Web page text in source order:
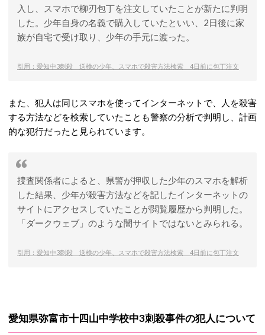
入し、スマホで柳刃包丁を注文していたことが新たに判明
した。少年自身の名義で購入していたといい、2日後に家
族が自宅で受け取り、少年の手元に渡った。
引用：愛知中3刺殺 送検の少年、スマホで殺害方法検索 4日前に包丁注文
また、犯人は同じスマホを使ってインターネットで、人を殺害
する方法などを検索していたことも警察の分析で判明し、計画
的な犯行だったと見られています。
捜査関係者によると、県警が押収した少年のスマホを解析
した結果、少年が殺害方法などを記したインターネットの
サイトにアクセスしていたことが閲覧履歴から判明した。
「ダークウェブ」のような闇サイトではないとみられる。
引用：愛知中3刺殺 送検の少年、スマホで殺害方法検索 4日前に包丁注文
愛知県弥富市十四山中学校中3刺殺事件の犯人について